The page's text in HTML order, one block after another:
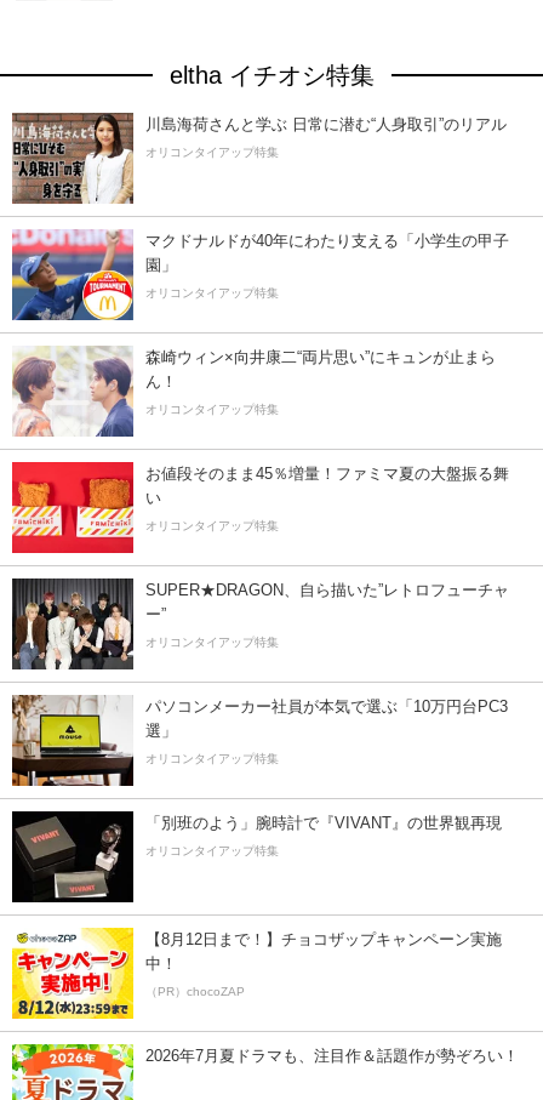
eltha イチオシ特集
川島海荷さんと学ぶ 日常に潜む“人身取引”のリアル
オリコンタイアップ特集
マクドナルドが40年にわたり支える「小学生の甲子
園」
オリコンタイアップ特集
森崎ウィン×向井康二“両片思い”にキュンが止まら
ん！
オリコンタイアップ特集
お値段そのまま45％増量！ファミマ夏の大盤振る舞
い
オリコンタイアップ特集
SUPER★DRAGON、自ら描いた”レトロフューチャ
ー”
オリコンタイアップ特集
パソコンメーカー社員が本気で選ぶ「10万円台PC3
選」
オリコンタイアップ特集
「別班のよう」腕時計で『VIVANT』の世界観再現
オリコンタイアップ特集
【8月12日まで！】チョコザップキャンペーン実施
中！
（PR）chocoZAP
2026年7月夏ドラマも、注目作＆話題作が勢ぞろい！